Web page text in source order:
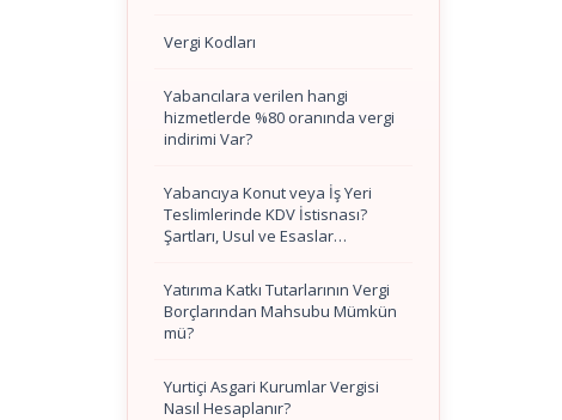
Vergi Kodları
Yabancılara verilen hangi
hizmetlerde %80 oranında vergi
indirimi Var?
Yabancıya Konut veya İş Yeri
Teslimlerinde KDV İstisnası?
Şartları, Usul ve Esaslar…
Yatırıma Katkı Tutarlarının Vergi
Borçlarından Mahsubu Mümkün
mü?
Yurtiçi Asgari Kurumlar Vergisi
Nasıl Hesaplanır?